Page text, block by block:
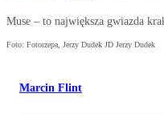
Muse – to największa gwiazda
Foto: Fotorzepa, Jerzy Dudek JD Jerzy Dudek
Marcin Flint